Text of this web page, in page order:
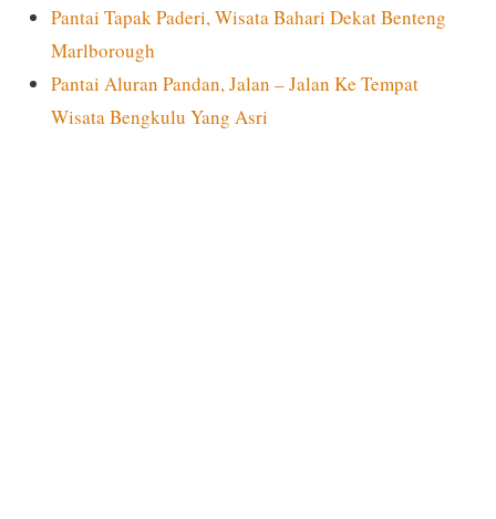
Pantai Tapak Paderi, Wisata Bahari Dekat Benteng
Marlborough
Pantai Aluran Pandan, Jalan – Jalan Ke Tempat
Wisata Bengkulu Yang Asri